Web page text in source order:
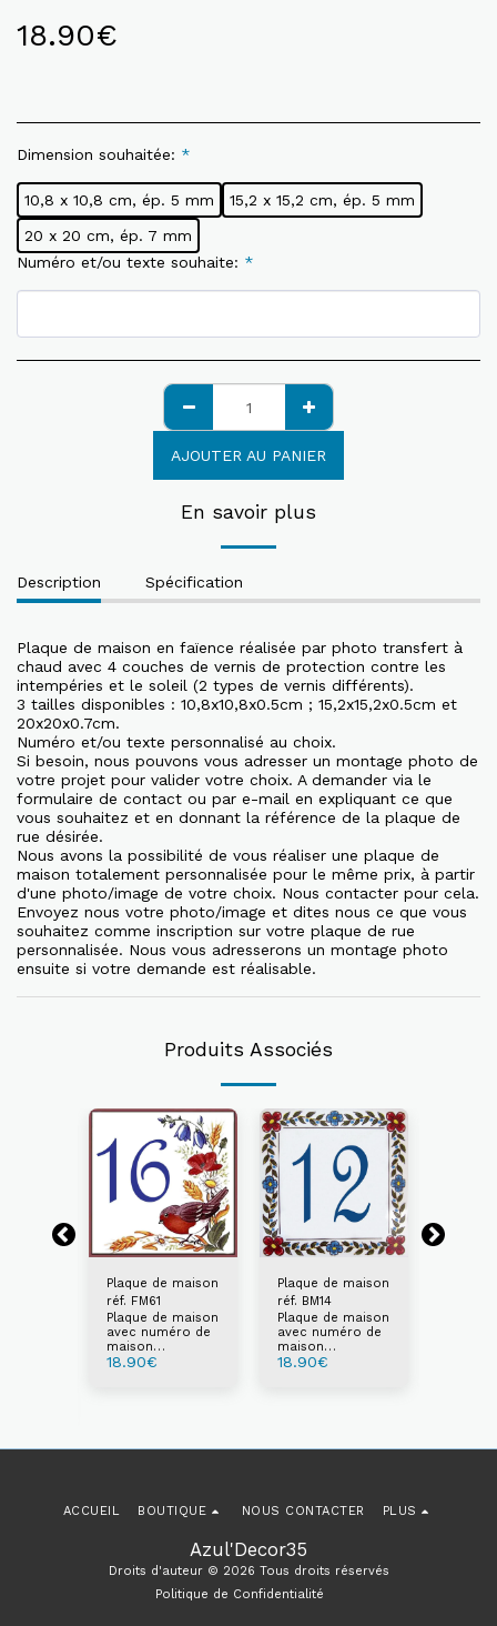
18.90€
Dimension souhaitée: *
10,8 x 10,8 cm, ép. 5 mm
15,2 x 15,2 cm, ép. 5 mm
20 x 20 cm, ép. 7 mm
Numéro et/ou texte souhaite: *
AJOUTER AU PANIER
En savoir plus
Description Spécification
Plaque de maison en faïence réalisée par photo transfert à
chaud avec 4 couches de vernis de protection contre les
intempéries et le soleil (2 types de vernis différents).
3 tailles disponibles : 10,8x10,8x0.5cm ; 15,2x15,2x0.5cm et
20x20x0.7cm.
Numéro et/ou texte personnalisé au choix.
Si besoin, nous pouvons vous adresser un montage photo de
votre projet pour valider votre choix. A demander via le
formulaire de contact ou par e-mail en expliquant ce que
vous souhaitez et en donnant la référence de la plaque de
rue désirée.
Nous avons la possibilité de vous réaliser une plaque de
maison totalement personnalisée pour le même prix, à partir
d'une photo/image de votre choix. Nous contacter pour cela.
Envoyez nous votre photo/image et dites nous ce que vous
souhaitez comme inscription sur votre plaque de rue
personnalisée. Nous vous adresserons un montage photo
ensuite si votre demande est réalisable.
Produits Associés
Plaque de maison
réf. FM61
Plaque de maison
avec numéro de
maison
personnalisable
18.90€
Plaque de maison
réf. BM14
Plaque de maison
avec numéro de
maison
personnalisable
18.90€
Azul'Decor35
Droits d'auteur © 2026 Tous droits réservés
Politique de Confidentialité
ACCUEIL BOUTIQUE NOUS CONTACTER PLUS